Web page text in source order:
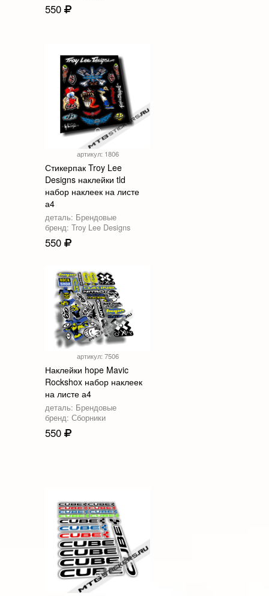
550
артикул: 1806
Стикерпак Troy Lee
Designs наклейки tld
набор наклеек на листе
а4
деталь: Брендовые
бренд: Troy Lee Designs
550
артикул: 7506
Наклейки hope Mavic
Rockshox набор наклеек
на листе а4
деталь: Брендовые
бренд: Сборники
550